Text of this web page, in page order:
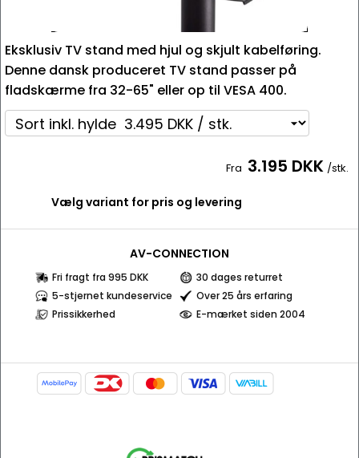
Eksklusiv TV stand med hjul og skjult kabelføring.
Denne dansk produceret TV stand passer på
fladskærme fra 32-65" eller op til VESA 400.
Fra 3.195 DKK /stk.
Vælg variant for pris og levering
AV-CONNECTION
Fri fragt fra 995 DKK
30 dages returret
5-stjernet kundeservice
Over 25 års erfaring
Prissikkerhed
E-mærket siden 2004